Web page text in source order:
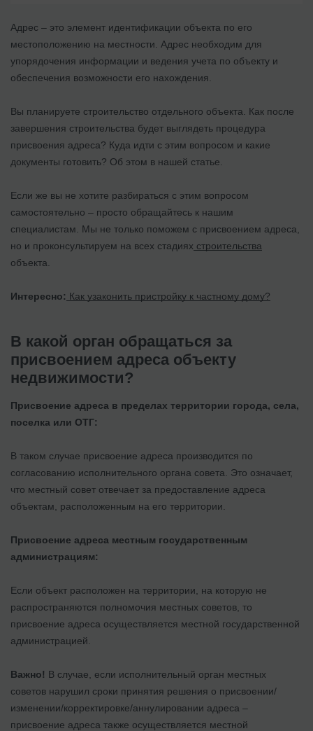
Адрес – это элемент идентификации объекта по его
местоположению на местности. Адрес необходим для
упорядочения информации и ведения учета по объекту и
обеспечения возможности его нахождения.
Вы планируете строительство отдельного объекта. Как после
завершения строительства будет выглядеть процедура
присвоения адреса? Куда идти с этим вопросом и какие
документы готовить? Об этом в нашей статье.
Если же вы не хотите разбираться с этим вопросом
самостоятельно – просто обращайтесь к нашим
специалистам. Мы не только поможем с присвоением адреса,
но и проконсультируем на всех стадиях строительства
объекта.
Интересно: Как узаконить пристройку к частному дому?
В какой орган обращаться за
присвоением адреса объекту
недвижимости?
Присвоение адреса в пределах территории города, села,
поселка или ОТГ:
В таком случае присвоение адреса производится по
согласованию исполнительного органа совета. Это означает,
что местный совет отвечает за предоставление адреса
объектам, расположенным на его территории.
Присвоение адреса местным государственным
администрациям:
Если объект расположен на территории, на которую не
распространяются полномочия местных советов, то
присвоение адреса осуществляется местной государственной
администрацией.
Важно! В случае, если исполнительный орган местных
советов нарушил сроки принятия решения о присвоении/
изменении/корректировке/аннулировании адреса –
присвоение адреса также осуществляется местной